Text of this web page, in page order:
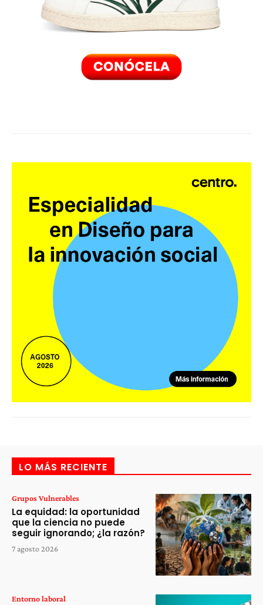
LO MÁS RECIENTE
Grupos Vulnerables
La equidad: la oportunidad
que la ciencia no puede
seguir ignorando; ¿la razón?
7 agosto 2026
Entorno laboral